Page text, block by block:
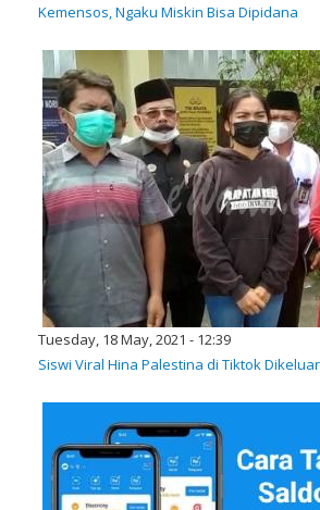
Kemensos, Ngaku Miskin Bisa Dipidana
Tuesday, 18 May, 2021 - 12:39
Siswi Viral Hina Palestina di Tiktok